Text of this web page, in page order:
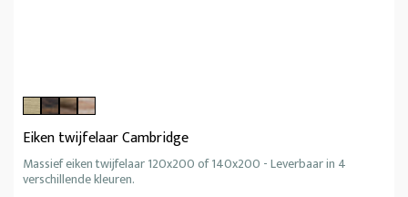
Eiken twijfelaar Cambridge
Massief eiken twijfelaar 120x200 of 140x200 - Leverbaar in 4
verschillende kleuren.